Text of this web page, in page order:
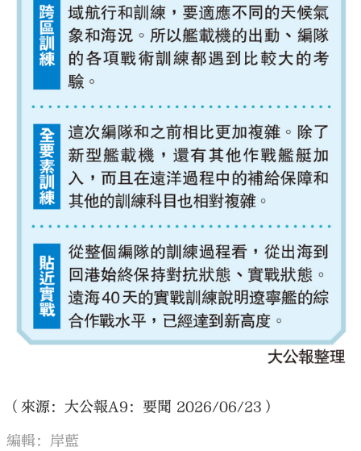
（來源：大公報A9：要聞 2026/06/23）
編輯：岸藍